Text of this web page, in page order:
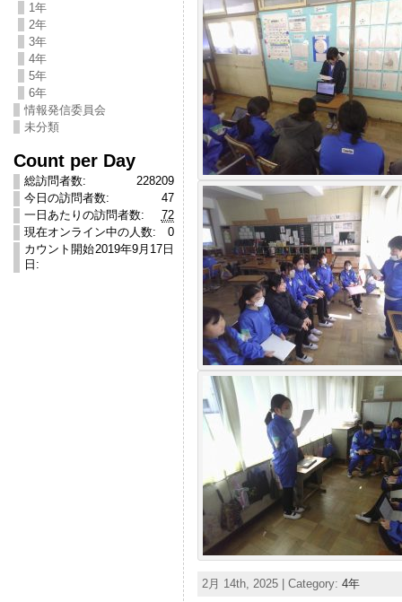
1年
2年
3年
4年
5年
6年
情報発信委員会
未分類
Count per Day
228209
総訪問者数:
47
今日の訪問者数:
72
一日あたりの訪問者数:
0
現在オンライン中の人数:
2019年9月17日
カウント開始
日:
2月 14th, 2025 | Category: 4年